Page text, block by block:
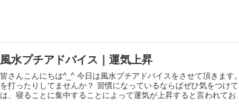
風水プチアドバイス｜運気上昇
皆さんこんにちは^_^ 今日は風水プチアドバイスをさせて頂きます
を打ったりしてませんか？ 習慣になっているならばぜひ気をつけ
は、寝ることに集中することによって運気が上昇すると言われてお...